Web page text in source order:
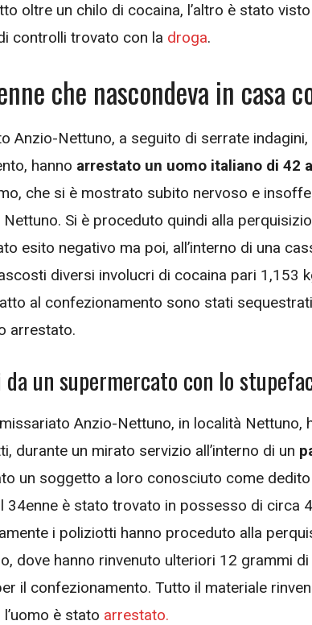
oltre un chilo di cocaina, l’altro è stato visto
controlli trovato con la droga.
che nascondeva in casa
Anzio-Nettuno, a seguito di serrate
hanno arrestato un uomo italiano di 42
che si è mostrato subito nervoso e
Si è proceduto quindi alla
esito negativo ma poi, all’interno di una
diversi involucri di cocaina pari 1,153
al confezionamento sono stati
arrestato.
un supermercato con lo
Anzio-Nettuno, in località Nettuno,
durante un mirato servizio all’interno di un
un soggetto a loro conosciuto come
34enne è stato trovato in possesso di circa
i poliziotti hanno proceduto alla
dove hanno rinvenuto ulteriori 12 grammi
il confezionamento. Tutto il materiale
è stato arrestato.